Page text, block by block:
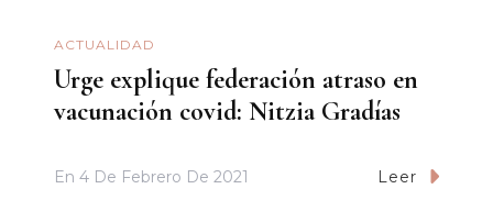
ACTUALIDAD
Urge explique federación atraso en
vacunación covid: Nitzia Gradías
En 4 De Febrero De 2021 Leer